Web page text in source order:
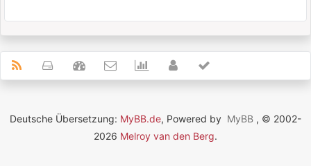
Deutsche Übersetzung: MyBB.de, Powered by MyBB , © 2002-
2026 Melroy van den Berg.